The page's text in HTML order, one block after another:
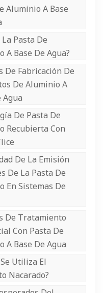
Aluminio A Base
La Pasta De
A Base De Agua?
De Fabricación De
De Aluminio A
Agua
De Pasta De
Recubierta Con
De La Emisión
De La Pasta De
En Sistemas De
De Tratamiento
Con Pasta De
A Base De Agua
Utiliza El
Nacarado?